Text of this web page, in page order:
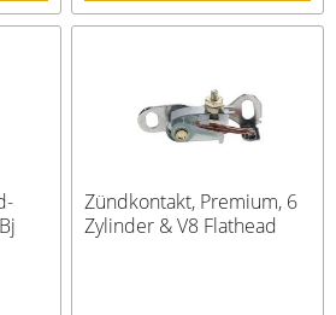
Zündkontakt, Premium, 6
Zylinder & V8 Flathead